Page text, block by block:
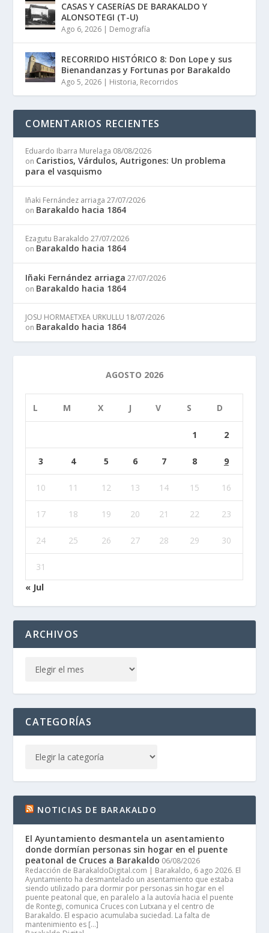
CASAS Y CASERíAS DE BARAKALDO Y
ALONSOTEGI (T-U)
Ago 6, 2026 | Demografía
RECORRIDO HISTÓRICO 8: Don Lope y sus
Bienandanzas y Fortunas por Barakaldo
Ago 5, 2026 | Historia, Recorridos
COMENTARIOS RECIENTES
Eduardo Ibarra Murelaga 08/08/2026
on Caristios, Várdulos, Autrigones: Un problema
para el vasquismo
Iñaki Fernández arriaga 27/07/2026
on Barakaldo hacia 1864
Ezagutu Barakaldo 27/07/2026
on Barakaldo hacia 1864
Iñaki Fernández arriaga 27/07/2026
on Barakaldo hacia 1864
JOSU HORMAETXEA URKULLU 18/07/2026
on Barakaldo hacia 1864
AGOSTO 2026
L M X J V S D
1 2
3 4 5 6 7 8 9
10 11 12 13 14 15 16
17 18 19 20 21 22 23
24 25 26 27 28 29 30
31
« Jul
ARCHIVOS
CATEGORÍAS
NOTICIAS DE BARAKALDO
El Ayuntamiento desmantela un asentamiento
donde dormían personas sin hogar en el puente
peatonal de Cruces a Barakaldo 06/08/2026
Redacción de BarakaldoDigital.com | Barakaldo, 6 ago 2026. El
Ayuntamiento ha desmantelado un asentamiento que estaba
siendo utilizado para dormir por personas sin hogar en el
puente peatonal que, en paralelo a la autovía hacia el puente
de Rontegi, comunica Cruces con Lutxana y el centro de
Barakaldo. El espacio acumulaba suciedad. La falta de
mantenimiento es […]